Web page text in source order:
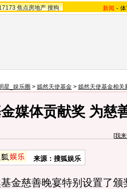
焦点房地产 搜狗 新闻 -
星_娱乐圈 > 嫣然天使基金 > 嫣然天使基金相关
媒体贡献奖 为慈
[我
来源：搜狐娱乐
慈善晚宴特别设置了颁